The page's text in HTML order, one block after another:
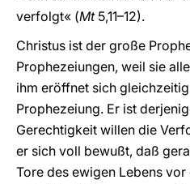
verfolgt« (Mt5,11–12).
Christus ist der große
Prophezeiungen, weil sie
ihm eröffnet sich
Prophezeiung. Er ist
Gerechtigkeit willen die
er sich voll bewußt, daß
Tore des ewigen Lebens